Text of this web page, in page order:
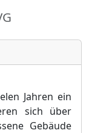
Jahren ein
sich über
Gebäude